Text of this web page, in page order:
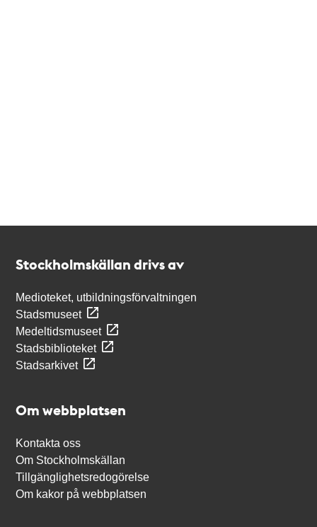
Stockholmskällan drivs av
Medioteket, utbildningsförvaltningen
Stadsmuseet
Medeltidsmuseet
Stadsbiblioteket
Stadsarkivet
Om webbplatsen
Kontakta oss
Om Stockholmskällan
Tillgänglighetsredogörelse
Om kakor på webbplatsen